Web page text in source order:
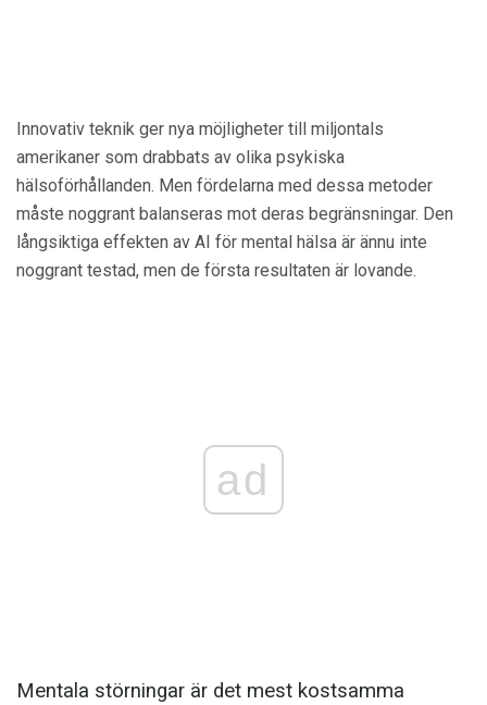
Innovativ teknik ger nya möjligheter till miljontals
amerikaner som drabbats av olika psykiska
hälsoförhållanden. Men fördelarna med dessa metoder
måste noggrant balanseras mot deras begränsningar. Den
långsiktiga effekten av AI för mental hälsa är ännu inte
noggrant testad, men de första resultaten är lovande.
ad
Mentala störningar är det mest kostsamma